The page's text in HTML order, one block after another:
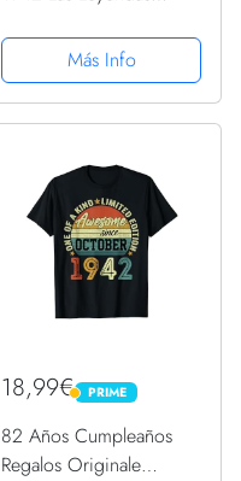
CamisetaMás Info
18,99€ PRIME
PRIME
82 Años Cumpleaños
Regalos Originale